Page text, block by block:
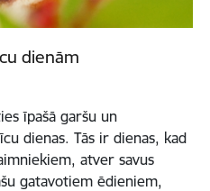
dienām
īpašā garšu un
dienas. Tās ir dienas, kad
atver savus
gatavotiem ēdieniem,